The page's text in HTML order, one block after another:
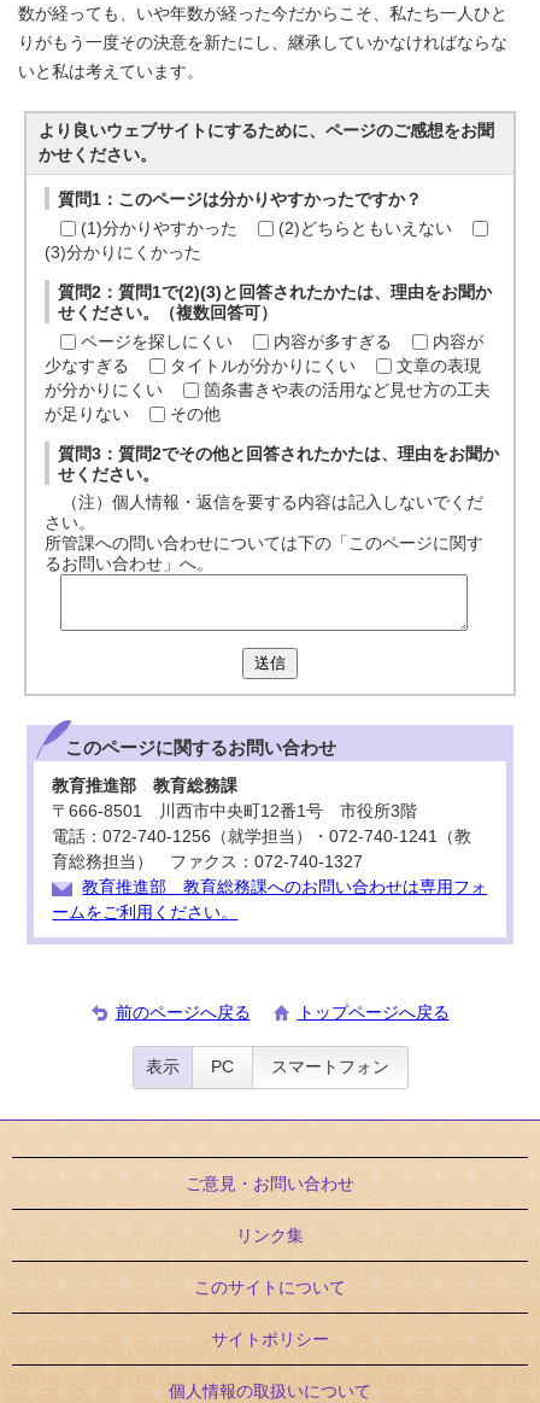
数が経っても、いや年数が経った今だからこそ、私たち一人ひと
りがもう一度その決意を新たにし、継承していかなければならな
いと私は考えています。
より良いウェブサイトにするために、ページのご感想をお聞
かせください。
質問1：このページは分かりやすかったですか？
(1)分かりやすかった
(2)どちらともいえない
(3)分かりにくかった
質問2：質問1で(2)(3)と回答されたかたは、理由をお聞か
せください。（複数回答可）
ページを探しにくい
内容が多すぎる
内容が
少なすぎる
タイトルが分かりにくい
文章の表現
が分かりにくい
箇条書きや表の活用など見せ方の工夫
が足りない
その他
質問3：質問2でその他と回答されたかたは、理由をお聞か
せください。
（注）個人情報・返信を要する内容は記入しないでくだ
さい。
所管課への問い合わせについては下の「このページに関す
るお問い合わせ」へ。
送信
このページに関するお問い合わせ
教育推進部 教育総務課
〒666-8501 川西市中央町12番1号 市役所3階
電話：072-740-1256（就学担当）・072-740-1241（教
育総務担当） ファクス：072-740-1327
教育推進部 教育総務課へのお問い合わせは専用フォ
ームをご利用ください。
前のページへ戻る トップページへ戻る
表示 PC スマートフォン
ご意見・お問い合わせ
リンク集
このサイトについて
サイトポリシー
個人情報の取扱いについて